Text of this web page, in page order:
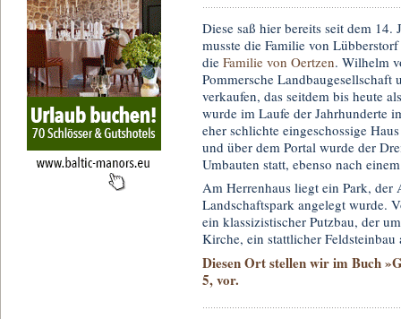
Diese saß hier bereits seit dem
musste die Familie von
die Familie von Oertzen. Wilhelm
Pommersche Landbaugesellschaft
verkaufen, das seitdem bis heute
wurde im Laufe der Jahrhunderte
eher schlichte eingeschossige
und über dem Portal wurde der
Umbauten statt, ebenso nach
Am Herrenhaus liegt ein Park, der
Landschaftspark angelegt wurde.
ein klassizistischer Putzbau, der
Kirche, ein stattlicher
Diesen Ort stellen wir im Buch
5, vor.